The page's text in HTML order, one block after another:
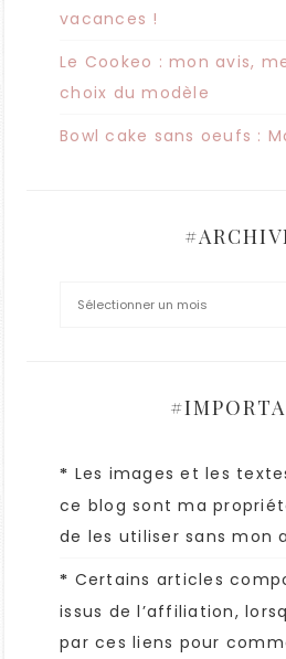
vacances !
Le Cookeo : mon avis,
choix du modèle
Bowl cake sans oeufs :
* Les images et les
ce blog sont ma
de les utiliser sans mon
* Certains articles
issus de l’affiliation,
par ces liens pour